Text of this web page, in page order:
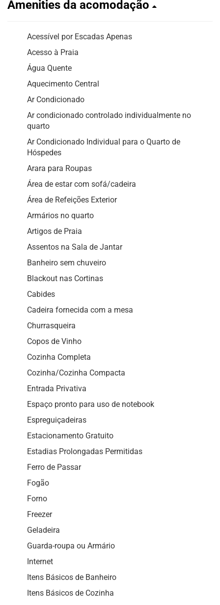
Amenities da acomodação
Acessível por Escadas Apenas
Acesso à Praia
Água Quente
Aquecimento Central
Ar Condicionado
Ar condicionado controlado individualmente no
quarto
Ar Condicionado Individual para o Quarto de
Hóspedes
Arara para Roupas
Área de estar com sofá/cadeira
Área de Refeições Exterior
Armários no quarto
Artigos de Praia
Assentos na Sala de Jantar
Banheiro sem chuveiro
Blackout nas Cortinas
Cabides
Cadeira fornecida com a mesa
Churrasqueira
Copos de Vinho
Cozinha Completa
Cozinha/Cozinha Compacta
Entrada Privativa
Espaço pronto para uso de notebook
Espreguiçadeiras
Estacionamento Gratuito
Estadias Prolongadas Permitidas
Ferro de Passar
Fogão
Forno
Freezer
Geladeira
Guarda-roupa ou Armário
Internet
Itens Básicos de Banheiro
Itens Básicos de Cozinha